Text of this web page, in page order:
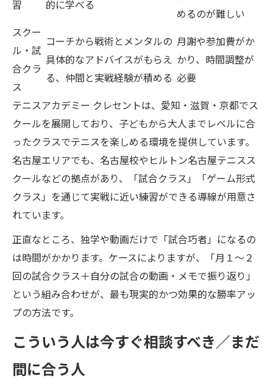
習
的に学べる
めるのが難しい
スクー
ル・試
合クラ
ス
コーチから戦術とメンタルの
具体的なアドバイスがもらえ
る、仲間と実戦経験が積める
月謝や参加費がか
かり、時間調整が
必要
テニスアカデミー クレセントは、愛知・滋賀・京都でス
クールを展開しており、子どもから大人までレベルに合
ったクラスでテニスを楽しめる環境を提供しています。
名古屋エリアでも、名古屋校やヒルトン名古屋テニスス
クールなどの拠点があり、「試合クラス」「ゲーム形式
クラス」を通じて実戦に近い練習ができる導線が用意さ
れています。
正直なところ、独学や動画だけで「試合巧者」になるの
は時間がかかります。ケースによりますが、「月１〜２
回の試合クラス＋自分の試合の動画・メモで振り返り」
という組み合わせが、最も現実的かつ効果的な勝率アッ
プの方法です。
こういう人は今すぐ相談すべき／まだ
間に合う人